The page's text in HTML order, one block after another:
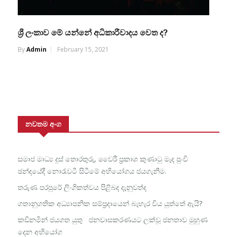
ශ්‍රී ලංකාව මේ යන්නේ අධිකාරීවාදය වෙත ද?
ByAdmin February 15, 2021
නවතම අංග
සමාජ මාධ්‍ය දුස් තොරතුරු, වෛරී ප්‍රකාශ කුණාටු මැද පුංචි
ඡන්දයේදී නොරැවටී සිටීමේ අභියෝගය ජයගැනීම.
තරුණ පරපුරේ ලිංගිකත්වය පිළිබද දැනුවත්ද
ගතානුගතික අධ්‍යාපනික සම්ප්‍රදායෙන් බැහැර විය යුත්තේ ඇයි?
කඩිනමින් ජයගත යුතු ජනවාසකරණයට ලක්වූ ජනතාව මුහුණ
දෙන අභියෝග